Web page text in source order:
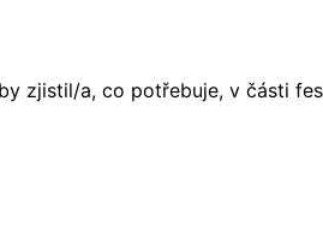
a, co potřebuje, v části